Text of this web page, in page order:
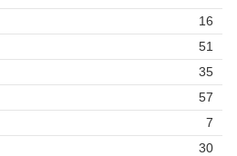
16
51
35
57
7
30